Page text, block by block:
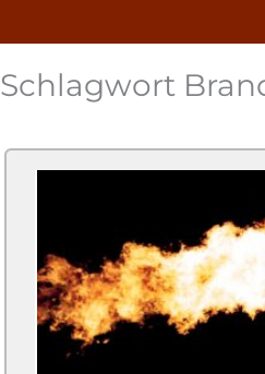
Schlagwort